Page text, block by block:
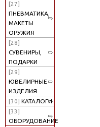
[27]
ПНЕВМАТИКА,
МАКЕТЫ
ОРУЖИЯ
[28]
СУВЕНИРЫ,
ПОДАРКИ
[29]
ЮВЕЛИРНЫЕ
ИЗДЕЛИЯ
[30] КАТАЛОГИ
[33]
ОБОРУДОВАНИЕ